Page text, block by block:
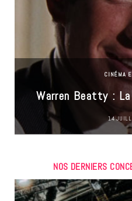
CINÉMA
Warren Beatty :
14
NOS DERNIERS